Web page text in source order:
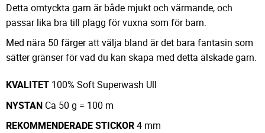
Detta omtyckta garn är både mjukt och värmande, och
passar lika bra till plagg för vuxna som för barn.
Med nära 50 färger att välja bland är det bara fantasin som
sätter gränser för vad du kan skapa med detta älskade garn.
KVALITET 100% Soft Superwash Ull
NYSTAN Ca 50 g = 100 m
REKOMMENDERADESTICKOR4 mm